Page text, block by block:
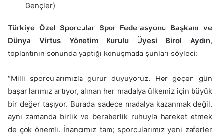
Gençler)
Türkiye Özel Sporcular Spor Federasyonu Başkanı ve
Dünya Virtus Yönetim Kurulu Üyesi Birol Aydın,
toplantının sonunda yaptığı konuşmada şunları söyledi:
“Milli sporcularımızla gurur duyuyoruz. Her geçen gün
başarılarımız artıyor, alınan her madalya ülkemiz için büyük
bir değer taşıyor. Burada sadece madalya kazanmak değil,
aynı zamanda birlik ve beraberlik ruhuyla hareket etmek
de çok önemli. İnancımız tam; sporcularımız yeni zaferler